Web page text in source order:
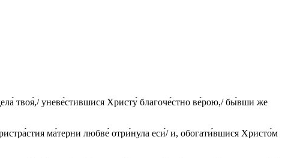
твоя́,/ уневе́стившися Христу́ благоче́стно ве́рою,/ бы́вши же
ма́терни любве́ отри́нула еси́/ и, обогати́вшися Христо́м